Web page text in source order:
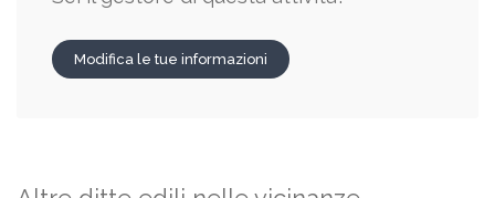
Modifica le tue informazioni